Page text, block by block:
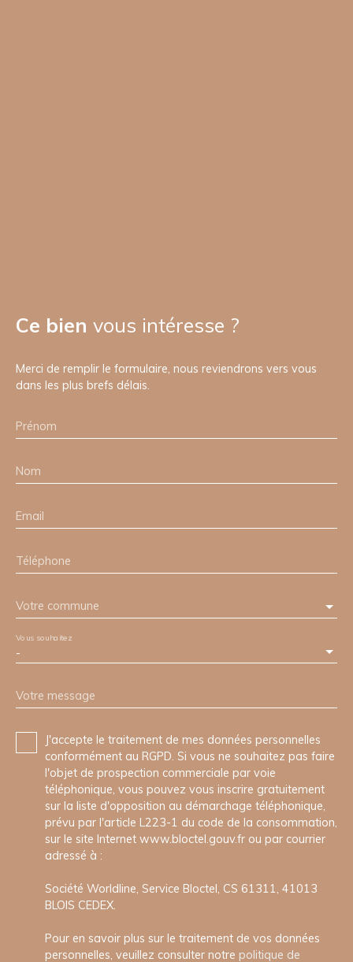
Ce bien vous intéresse ?
Merci de remplir le formulaire, nous reviendrons vers vous
dans les plus brefs délais.
Prénom
Nom
Email
Téléphone
Votre commune
-
Vous souhaitez
Votre message
J'accepte le traitement de mes données personnelles
conformément au RGPD. Si vous ne souhaitez pas faire
l'objet de prospection commerciale par voie
téléphonique, vous pouvez vous inscrire gratuitement
sur la liste d'opposition au démarchage téléphonique,
prévu par l'article L223-1 du code de la consommation,
sur le site Internet www.bloctel.gouv.fr ou par courrier
adressé à :
Société Worldline, Service Bloctel, CS 61311, 41013
BLOIS CEDEX.
Pour en savoir plus sur le traitement de vos données
personnelles, veuillez consulter notre politique de